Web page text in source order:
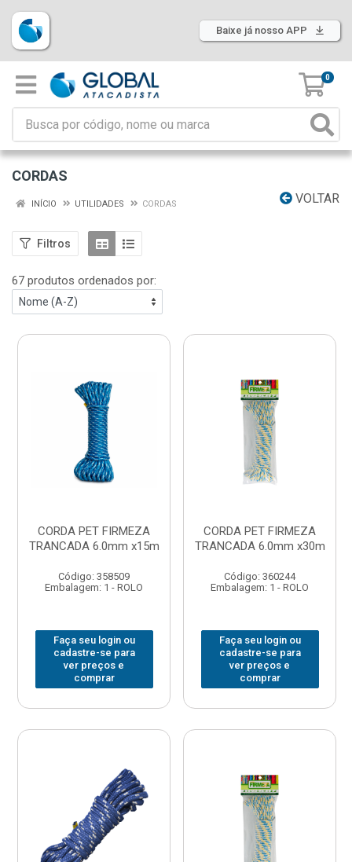
Baixe já nosso APP
0
CORDAS
VOLTAR
INÍCIO UTILIDADES CORDAS
Filtros
67 produtos ordenados por:
CORDA PET FIRMEZA
TRANCADA 6.0mm x15m
Código: 358509
Embalagem: 1 - ROLO
Faça seu login ou
cadastre-se para
ver preços e
comprar
CORDA PET FIRMEZA
TRANCADA 6.0mm x30m
Código: 360244
Embalagem: 1 - ROLO
Faça seu login ou
cadastre-se para
ver preços e
comprar